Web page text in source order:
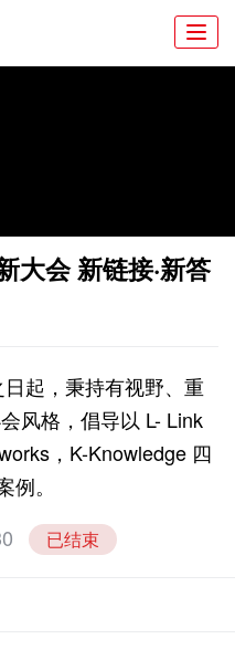
大会 新链接·新答
起，秉持有视野、重
风格，倡导以 L- Link
，K-Knowledge 四
。
已结束